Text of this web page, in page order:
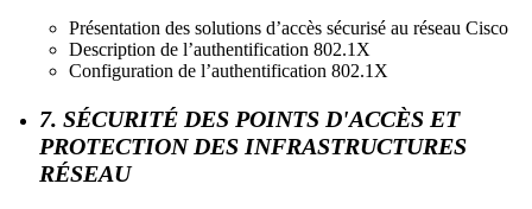
Présentation des solutions d’accès sécurisé au réseau Cisco
Description de l’authentification 802.1X
Configuration de l’authentification 802.1X
7. SÉCURITÉ DES POINTS D'ACCÈS ET
PROTECTION DES INFRASTRUCTURES
RÉSEAU